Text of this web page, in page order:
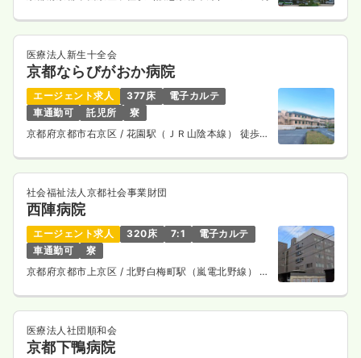
2交代（常勤）
給与 31.4万円/月 賞与84.3万円
時間 8:30～17:00 （休憩60分）
4週8休以上
担当業務未経験可 ブランク可
第二新卒可
月給37万円以上可
気になる 詳細を見る
外来正看護師
日勤のみ（常勤） 一時募集休止
給与 お問い合わせください
時間 8:30～17:00（休憩60分）
気になる
医療法人新生十全会
京都ならびがおか病院
エージェント求人 377床
電子カルテ
車通勤可
託児所
寮
京都府京都市右京区 / 花園駅（ＪＲ山陰本線） 徒歩8
社会福祉法人京都社会事業財団
西陣病院
エージェント求人 320床 7:1
電子カルテ
車通勤可
寮
京都府京都市上京区 / 北野白梅町駅（嵐電北野線） 徒
医療法人社団順和会
京都下鴨病院